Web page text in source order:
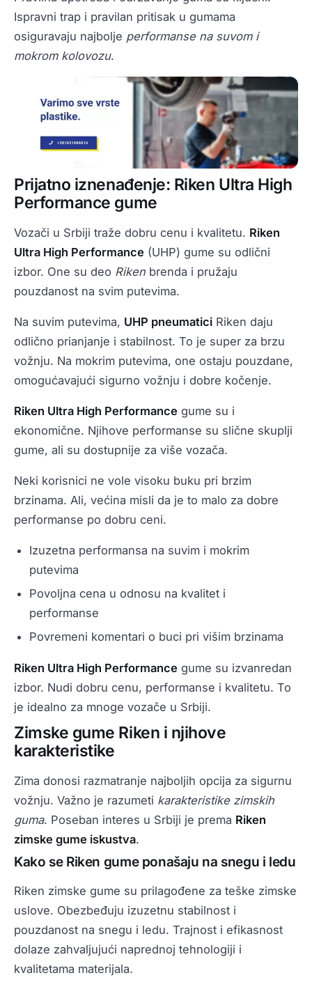
Ispravni trap i pravilan pritisak u gumama
osiguravaju najbolje performanse na suvom i
mokrom kolovozu.
Prijatno iznenađenje: Riken Ultra High
Performance gume
Vozači u Srbiji traže dobru cenu i kvalitetu. Riken
Ultra High Performance (UHP) gume su odlični
izbor. One su deo Riken brenda i pružaju
pouzdanost na svim putevima.
Na suvim putevima, UHP pneumatici Riken daju
odlično prianjanje i stabilnost. To je super za brzu
vožnju. Na mokrim putevima, one ostaju pouzdane,
omogućavajući sigurno vožnju i dobre kočenje.
Riken Ultra High Performance gume su i
ekonomične. Njihove performanse su slične skuplji
gume, ali su dostupnije za više vozača.
Neki korisnici ne vole visoku buku pri brzim
brzinama. Ali, većina misli da je to malo za dobre
performanse po dobru ceni.
Izuzetna performansa na suvim i mokrim
putevima
Povoljna cena u odnosu na kvalitet i
performanse
Povremeni komentari o buci pri višim brzinama
Riken Ultra High Performance gume su izvanredan
izbor. Nudi dobru cenu, performanse i kvalitetu. To
je idealno za mnoge vozače u Srbiji.
Zimske gume Riken i njihove
karakteristike
Zima donosi razmatranje najboljih opcija za sigurnu
vožnju. Važno je razumeti karakteristike zimskih
guma. Poseban interes u Srbiji je prema Riken
zimske gume iskustva.
Kako se Riken gume ponašaju na snegu i ledu
Riken zimske gume su prilagođene za teške zimske
uslove. Obezbeđuju izuzetnu stabilnost i
pouzdanost na snegu i ledu. Trajnost i efikasnost
dolaze zahvaljujući naprednoj tehnologiji i
kvalitetama materijala.